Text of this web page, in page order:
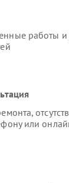
работы
или